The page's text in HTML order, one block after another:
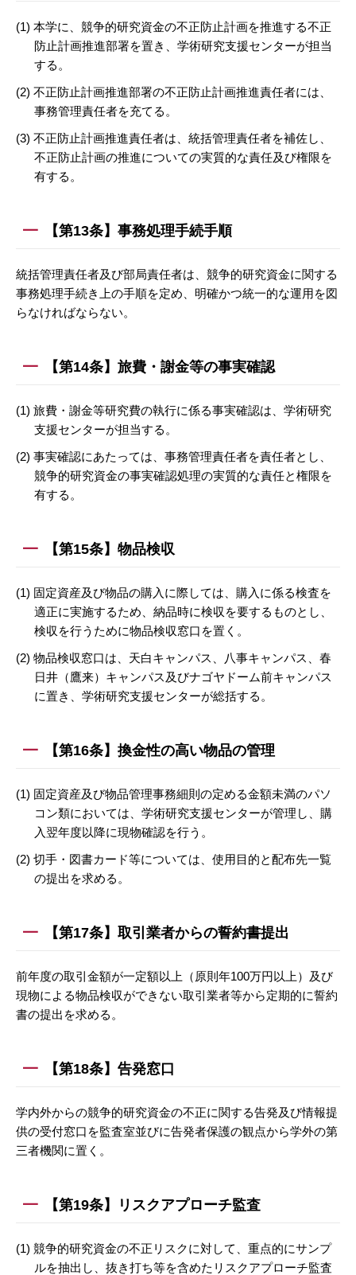
(1) 本学に、競争的研究資金の不正防止計画を推進する不正
防止計画推進部署を置き、学術研究支援センターが担当
する。
(2) 不正防止計画推進部署の不正防止計画推進責任者には、
事務管理責任者を充てる。
(3) 不正防止計画推進責任者は、統括管理責任者を補佐し、
不正防止計画の推進についての実質的な責任及び権限を
有する。
【第13条】事務処理手続手順
統括管理責任者及び部局責任者は、競争的研究資金に関する
事務処理手続き上の手順を定め、明確かつ統一的な運用を図
らなければならない。
【第14条】旅費・謝金等の事実確認
(1) 旅費・謝金等研究費の執行に係る事実確認は、学術研究
支援センターが担当する。
(2) 事実確認にあたっては、事務管理責任者を責任者とし、
競争的研究資金の事実確認処理の実質的な責任と権限を
有する。
【第15条】物品検収
(1) 固定資産及び物品の購入に際しては、購入に係る検査を
適正に実施するため、納品時に検収を要するものとし、
検収を行うために物品検収窓口を置く。
(2) 物品検収窓口は、天白キャンパス、八事キャンパス、春
日井（鷹来）キャンパス及びナゴヤドーム前キャンパス
に置き、学術研究支援センターが総括する。
【第16条】換金性の高い物品の管理
(1) 固定資産及び物品管理事務細則の定める金額未満のパソ
コン類においては、学術研究支援センターが管理し、購
入翌年度以降に現物確認を行う。
(2) 切手・図書カード等については、使用目的と配布先一覧
の提出を求める。
【第17条】取引業者からの誓約書提出
前年度の取引金額が一定額以上（原則年100万円以上）及び
現物による物品検収ができない取引業者等から定期的に誓約
書の提出を求める。
【第18条】告発窓口
学内外からの競争的研究資金の不正に関する告発及び情報提
供の受付窓口を監査室並びに告発者保護の観点から学外の第
三者機関に置く。
【第19条】リスクアプローチ監査
(1) 競争的研究資金の不正リスクに対して、重点的にサンプ
ルを抽出し、抜き打ち等を含めたリスクアプローチ監査